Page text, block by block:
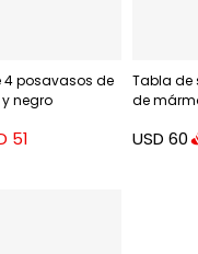
4 posavasos de
negro
51
Tabla de
de
USD 60